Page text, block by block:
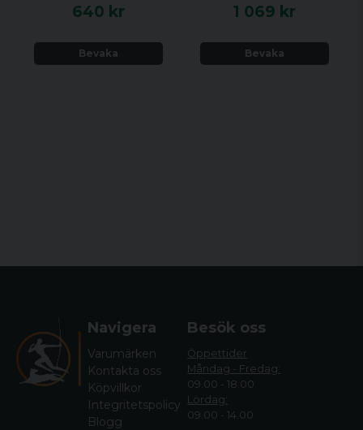
640 kr
Bevaka
1 069 kr
Bevaka
Navigera
Varumärken
Kontakta oss
Köpvillkor
Integritetspolicy
Blogg
Besök oss
Öppettider
Måndag - Fredag:
09.00 - 18.00
Lördag:
09.00 - 14.00